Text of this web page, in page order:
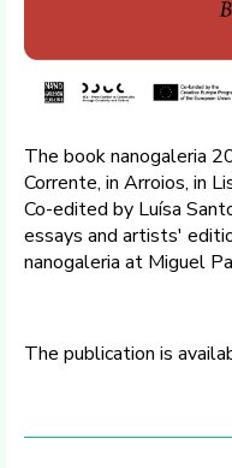
The book nanogaleria
Corrente, in Arroios, in
Co-edited by Luísa
essays and artists'
nanogaleria at Miguel
The publication is